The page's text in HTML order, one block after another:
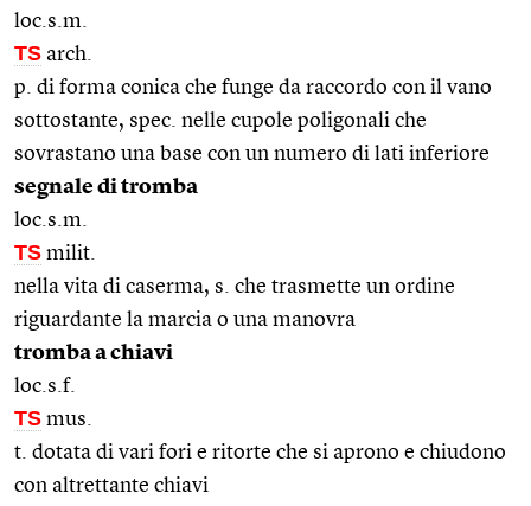
loc.s.m.
TS arch.
p. di forma conica che funge da raccordo con il vano
sottostante, spec. nelle cupole poligonali che
sovrastano una base con un numero di lati inferiore
segnale di tromba
loc.s.m.
TS milit.
nella vita di caserma, s. che trasmette un ordine
riguardante la marcia o una manovra
tromba a chiavi
loc.s.f.
TS mus.
t. dotata di vari fori e ritorte che si aprono e chiudono
con altrettante chiavi